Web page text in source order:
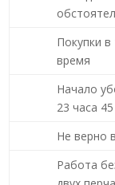
Покупки
время
Начало
23 часа
Не верно
Работа